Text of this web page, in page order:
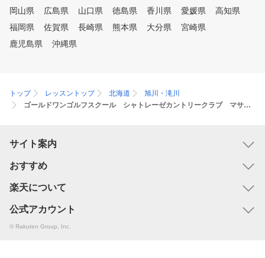
岡山県
広島県 山口県 徳島県 香川県 愛媛県
高知県
福岡県
佐賀県 長崎県 熊本県 大分県
宮崎県
鹿児島県
沖縄県
トップ レッスントップ 北海道
旭川・滝川
ゴールドワンゴルフスクール シャトレーゼカントリークラブ マサリカップ
サイト案内
おすすめ
楽天について
公式アカウント
© Rakuten Group, Inc.